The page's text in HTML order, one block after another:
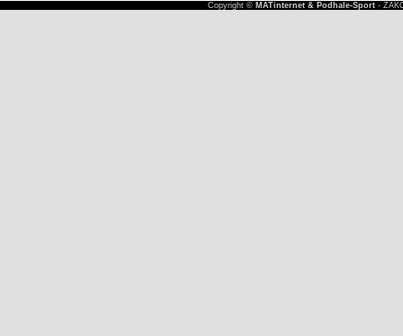
Copyright © MATinternet & Podhale-Sport-